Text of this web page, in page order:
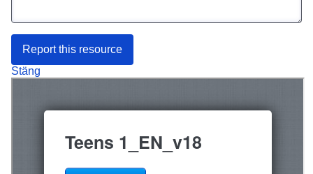
Report this resource
Stäng